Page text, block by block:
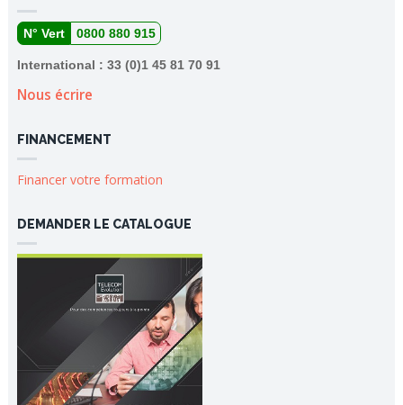
N° Vert 0800 880 915
International : 33 (0)1 45 81 70 91
Nous écrire
FINANCEMENT
Financer votre formation
DEMANDER LE CATALOGUE